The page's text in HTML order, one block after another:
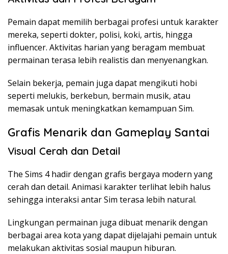
Pemain dapat memilih berbagai profesi untuk karakter
mereka, seperti dokter, polisi, koki, artis, hingga
influencer. Aktivitas harian yang beragam membuat
permainan terasa lebih realistis dan menyenangkan.
Selain bekerja, pemain juga dapat mengikuti hobi
seperti melukis, berkebun, bermain musik, atau
memasak untuk meningkatkan kemampuan Sim.
Grafis Menarik dan Gameplay Santai
Visual Cerah dan Detail
The Sims 4 hadir dengan grafis bergaya modern yang
cerah dan detail. Animasi karakter terlihat lebih halus
sehingga interaksi antar Sim terasa lebih natural.
Lingkungan permainan juga dibuat menarik dengan
berbagai area kota yang dapat dijelajahi pemain untuk
melakukan aktivitas sosial maupun hiburan.